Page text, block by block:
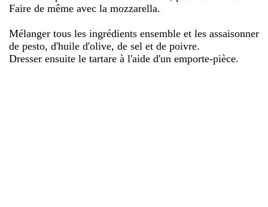
Faire de même avec la mozzarella.
Mélanger tous les ingrédients ensemble et les assaisonner
de pesto, d'huile d'olive, de sel et de poivre.
Dresser ensuite le tartare à l'aide d'un emporte-pièce.